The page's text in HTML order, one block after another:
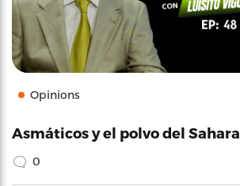
Opinions
Asmáticos y el polvo del Sahara
0